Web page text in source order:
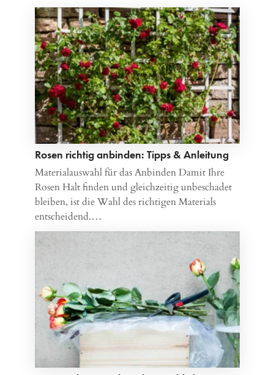
Rosen richtig anbinden: Tipps & Anleitung
Materialauswahl für das Anbinden Damit Ihre
Rosen Halt finden und gleichzeitig unbeschadet
bleiben, ist die Wahl des richtigen Materials
entscheidend.…